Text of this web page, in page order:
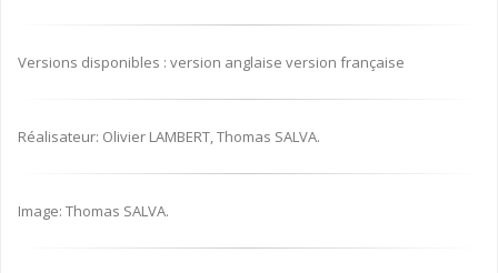
Versions disponibles : version anglaise version française
Réalisateur: Olivier LAMBERT, Thomas SALVA.
Image: Thomas SALVA.